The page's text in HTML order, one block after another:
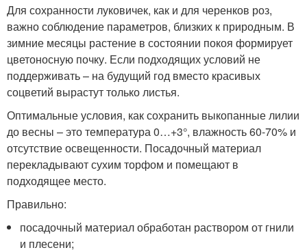
Для сохранности луковичек, как и для черенков роз,
важно соблюдение параметров, близких к природным. В
зимние месяцы растение в состоянии покоя формирует
цветоносную почку. Если подходящих условий не
поддерживать – на будущий год вместо красивых
соцветий вырастут только листья.
Оптимальные условия, как сохранить выкопанные лилии
до весны – это температура 0…+3°, влажность 60-70% и
отсутствие освещенности. Посадочный материал
перекладывают сухим торфом и помещают в
подходящее место.
Правильно:
посадочный материал обработан раствором от гнили
и плесени;